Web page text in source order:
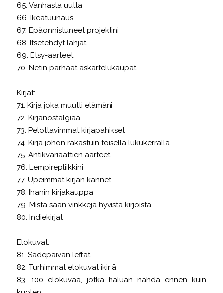
65. Vanhasta uutta
66. Ikeatuunaus
67. Epäonnistuneet projektini
68. Itsetehdyt lahjat
69. Etsy-aarteet
70. Netin parhaat askartelukaupat
Kirjat:
71. Kirja joka muutti elämäni
72. Kirjanostalgiaa
73. Pelottavimmat kirjapahikset
74. Kirja johon rakastuin toisella lukukerralla
75. Antikvariaattien aarteet
76. Lempirepliikkini
77. Upeimmat kirjan kannet
78. Ihanin kirjakauppa
79. Mistä saan vinkkejä hyvistä kirjoista
80. Indiekirjat
Elokuvat:
81. Sadepäivän leffat
82. Turhimmat elokuvat ikinä
83. 100 elokuvaa, jotka haluan nähdä ennen kuin